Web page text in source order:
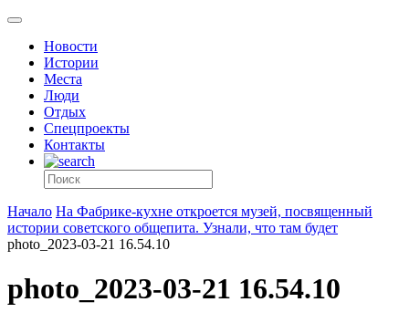
Новости
Истории
Места
Люди
Отдых
Спецпроекты
Контакты
Начало На Фабрике-кухне откроется музей, посвященный
истории советского общепита. Узнали, что там будет
photo_2023-03-21 16.54.10
photo_2023-03-21 16.54.10